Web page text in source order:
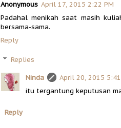
Anonymous April 17, 2015 2:22 PM
Padahal menikah saat masih
bersama-sama.
Reply
Replies
Ninda
April 20, 2015
itu tergantung keputusan
Reply